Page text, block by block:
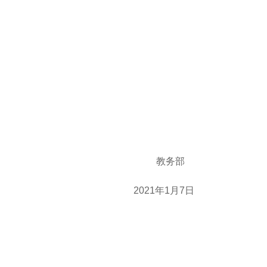
教务部
2021年1月7日